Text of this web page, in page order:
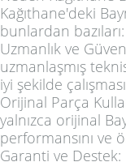
Kağıthane'deki
bunlardan bazıları:
Uzmanlık ve
uzmanlaşmış
iyi şekilde
Orijinal Parça
yalnızca orijinal
performansını ve
Garanti ve